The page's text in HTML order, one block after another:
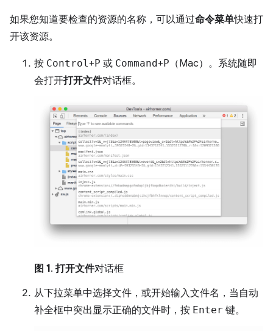
如果您知道要检查的资源的名称，可以通过命令菜单快速打
开该资源。
按 Control+P 或 Command+P （Mac）。系统随即
会打开打开文件对话框。
图 1.打开文件对话框
从下拉菜单中选择文件，或开始输入文件名，当自动
补全框中突出显示正确的文件时，按 Enter 键。